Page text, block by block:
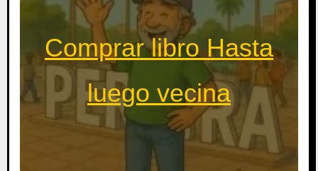
Comprar libro Hasta
luego vecina